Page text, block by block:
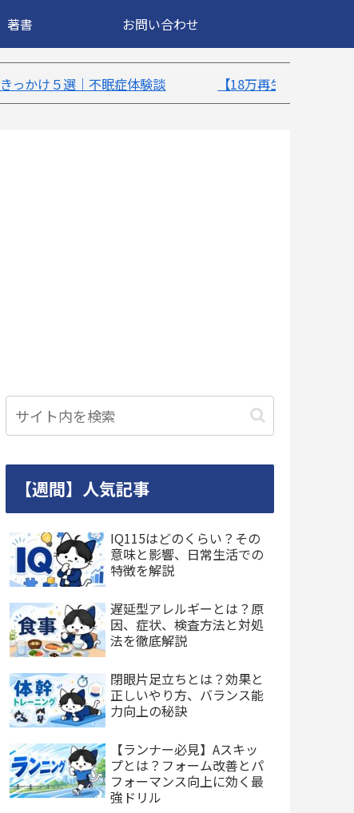
著書 お問い合わせ
談 【18万再生】YouTube：うつ病が治ったきっか
【週間】人気記事
IQ115はどのくらい？その
意味と影響、日常生活での
特徴を解説
遅延型アレルギーとは？原
因、症状、検査方法と対処
法を徹底解説
閉眼片足立ちとは？効果と
正しいやり方、バランス能
力向上の秘訣
【ランナー必見】Aスキッ
プとは？フォーム改善とパ
フォーマンス向上に効く最
強ドリル